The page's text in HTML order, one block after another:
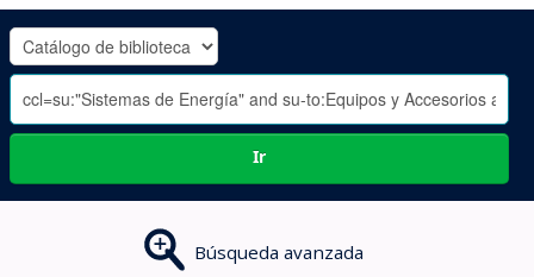
OLADE
-
Ir
Búsqueda avanzada